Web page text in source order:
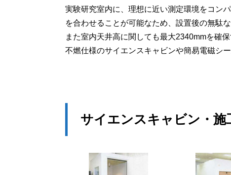
実験研究室内に、理想に近い測定環境をコン
を合わせることが可能なため、設置後の無駄
また室内天井高に関しても最大2340mmを確
不燃仕様のサイエンスキャビンや簡易電磁シ
サイエンスキャビン・施